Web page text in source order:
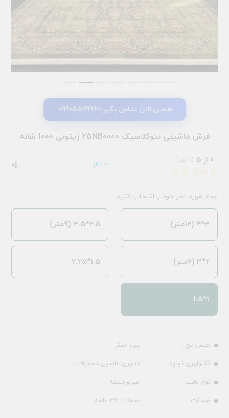
همین الان تماس بگیر 09905599960
فرش ماشینی نئوکلاسیک 25NB0000 زیتونی 1000 شانه
0 از 5 0 نظر
جنس نخ :
پلی استر
تکنولوژی تولید :
فناوری ماشین دستبافت
نوع بافت :
غیربرجسته
ضمانت :
ضمانت 36 ماهه
ابعاد مورد نظر خود را انتخاب کنید :
3*4 (12متر) 2.5*3.5 (9متر)
2*3 (6متر) 1.5*2.25
1*1.5